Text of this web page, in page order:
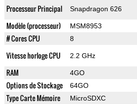
Processeur Principal Snapdragon 626
Modèle (processeur) MSM8953
# Cores CPU 8
Vitesse horloge CPU 2.2 GHz
RAM 4GO
Options de Stockage 64GO
Type Carte Mémoire MicroSDXC